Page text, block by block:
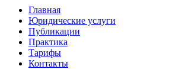
Главная
Юридические услуги
Публикации
Практика
Тарифы
Контакты